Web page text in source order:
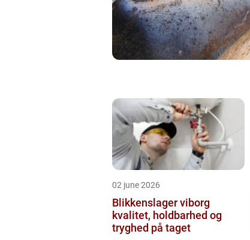
02 june 2026
Blikkenslager viborg
kvalitet, holdbarhed og
tryghed på taget